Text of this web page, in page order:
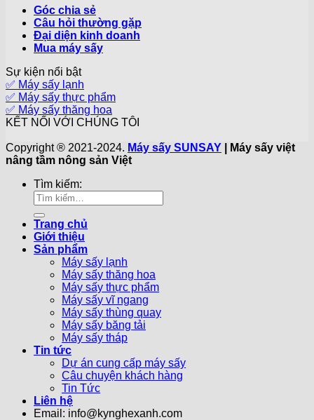
Góc chia sẻ
Câu hỏi thường gặp
Đại diện kinh doanh
Mua máy sấy
Sự kiện nổi bật
✅ Máy sấy lạnh
✅ Máy sấy thực phẩm
✅ Máy sấy thăng hoa
KẾT NỐI VỚI CHÚNG TÔI
Copyright ® 2021-2024. Máy sấy SUNSAY | Máy sấy việt
nâng tầm nông sản Việt
Tìm kiếm:
Trang chủ
Giới thiệu
Sản phẩm
Máy sấy lạnh
Máy sấy thăng hoa
Máy sấy thực phẩm
Máy sấy vĩ ngang
Máy sấy thùng quay
Máy sấy băng tải
Máy sấy tháp
Tin tức
Dự án cung cấp máy sấy
Câu chuyện khách hàng
Tin Tức
Liên hệ
Email: info@kynghexanh.com